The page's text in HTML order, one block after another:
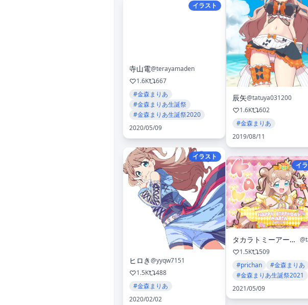
イラスト
寺山電@terayamaden
1.6K
667
#金森まりあ
#金森まりあ生誕祭
#金森まりあ生誕祭2020
2020/05/09
イラスト
ヒロき@yyqw7151
1.5K
488
#金森まりあ
2020/02/02
辰矢@tatuya031200
1.6K
602
#金森まりあ
2019/08/11
イ
タカラトミーアーツ公式
1.5K
509
#prichan
#金森まりあ
#金森まりあ生誕祭2021
2021/05/09